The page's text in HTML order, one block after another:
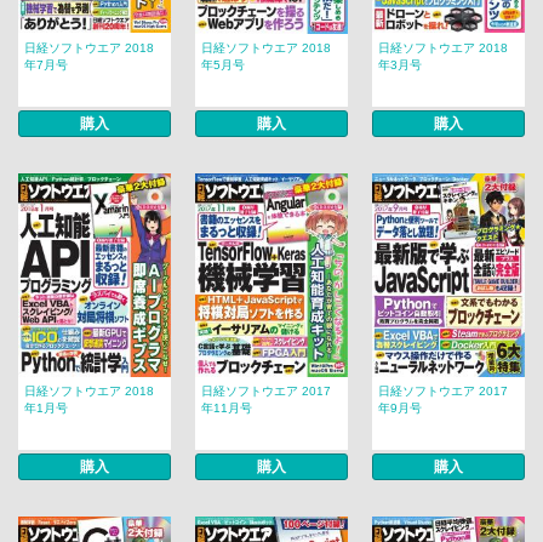
日経ソフトウエア 2018
年7月号
購入
日経ソフトウエア 2018
年5月号
購入
日経ソフトウエア 2018
年3月号
購入
日経ソフトウエア 2018
年1月号
購入
日経ソフトウエア 2017
年11月号
購入
日経ソフトウエア 2017
年9月号
購入